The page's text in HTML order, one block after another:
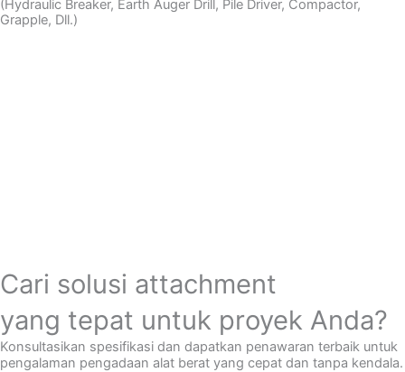
(Hydraulic Breaker, Earth Auger Drill, Pile Driver, Compactor,
Grapple, Dll.)
Cari solusi attachment
yang tepat untuk proyek Anda?
Konsultasikan spesifikasi dan dapatkan penawaran terbaik untuk
pengalaman pengadaan alat berat yang cepat dan tanpa kendala.